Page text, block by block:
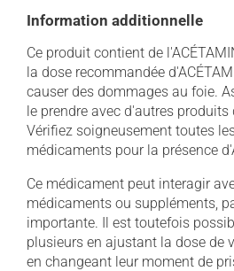
Information additionnelle
Ce produit contient de
la dose recommandée
causer des dommages au foie.
le prendre avec d'autres
Vérifiez soigneusement toutes
médicaments pour la présence
Ce médicament peut interagir
médicaments ou suppléments,
importante. Il est toutefois
plusieurs en ajustant la dose de
en changeant leur moment de